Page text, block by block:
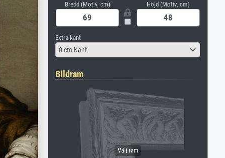
Bredd (Motiv, cm) Höjd (Motiv, cm)
Extra kant
0 cm Kant
Bildram